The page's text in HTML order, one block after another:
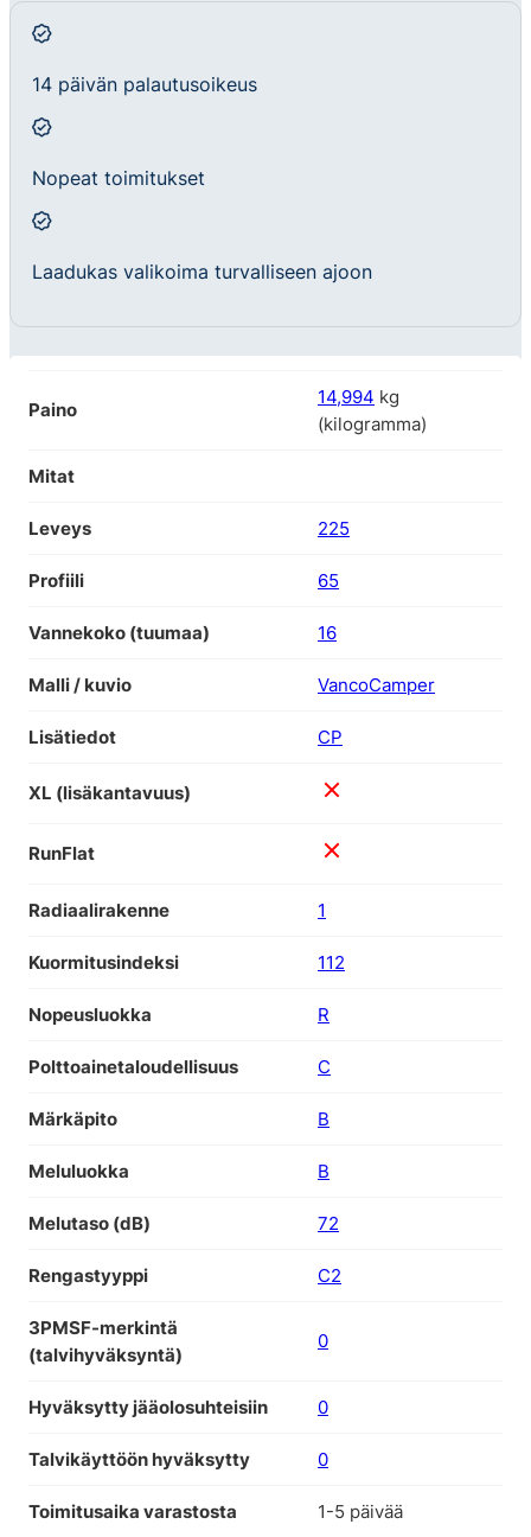
14 päivän palautusoikeus
Nopeat toimitukset
Laadukas valikoima turvalliseen ajoon
Paino
14,994 kg
(kilogramma)
Mitat
Leveys 225
Profiili 65
Vannekoko (tuumaa) 16
Malli / kuvio VancoCamper
Lisätiedot CP
XL (lisäkantavuus)
RunFlat
Radiaalirakenne 1
Kuormitusindeksi 112
Nopeusluokka R
Polttoainetaloudellisuus C
Märkäpito B
Meluluokka B
Melutaso (dB) 72
Rengastyyppi C2
3PMSF-merkintä
(talvihyväksyntä)
0
Hyväksytty jääolosuhteisiin 0
Talvikäyttöön hyväksytty 0
Toimitusaika varastosta 1-5 päivää